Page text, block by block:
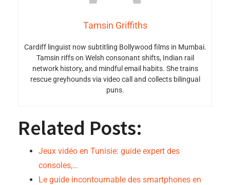
Tamsin Griffiths
Cardiff linguist now subtitling Bollywood films in Mumbai.
Tamsin riffs on Welsh consonant shifts, Indian rail
network history, and mindful email habits. She trains
rescue greyhounds via video call and collects bilingual
puns.
Related Posts:
Jeux vidéo en Tunisie: guide expert des
consoles,…
Le guide incontournable des smartphones en